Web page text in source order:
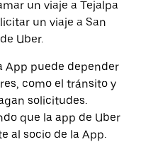
un viaje a Tejalpa
un viaje a San
Uber.
App puede depender
como el tránsito y
solicitudes.
que la app de Uber
al socio de la App.